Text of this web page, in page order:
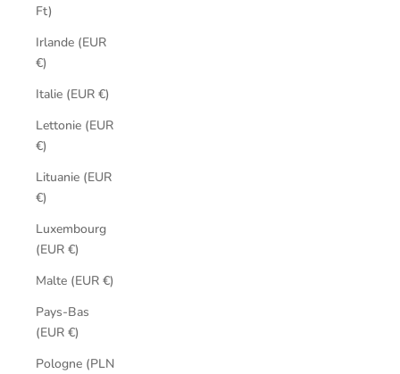
Ft)
Irlande (EUR
€)
Italie (EUR €)
Lettonie (EUR
€)
Lituanie (EUR
€)
Luxembourg
(EUR €)
Malte (EUR €)
Pays-Bas
(EUR €)
Pologne (PLN